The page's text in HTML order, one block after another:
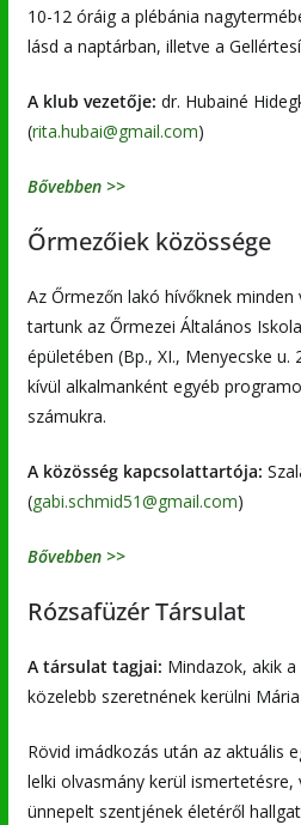
10-12 óráig a plébánia
lásd a naptárban, illetve a
A klub vezetője: dr. Hubainé
(rita.hubai@gmail.com)
Bővebben >>
Őrmezőiek közössége
Az Őrmezőn lakó hívőknek
tartunk az Őrmezei Általános
épületében (Bp., XI., Menyecske u.
kívül alkalmanként egyéb
számukra.
A közösség kapcsolattartója:
(gabi.schmid51@gmail.com)
Bővebben >>
Rózsafüzér Társulat
A társulat tagjai: Mindazok, akik
közelebb szeretnének kerülni
Rövid imádkozás után az aktuális
lelki olvasmány kerül
ünnepelt szentjének életéről